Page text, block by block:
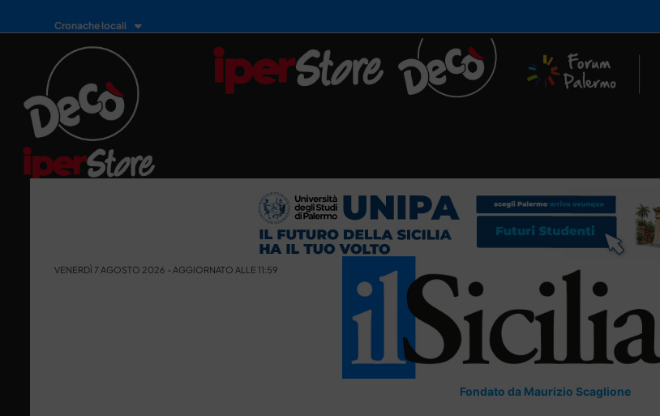
Cronache locali
VENERDÌ 7 AGOSTO 2026 - AGGIORNATO ALLE 11:59
Fondato da Maurizio Scaglione